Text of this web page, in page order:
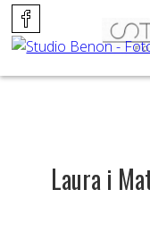
Laura i